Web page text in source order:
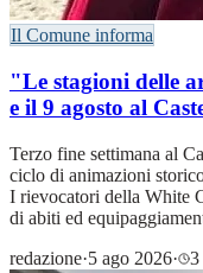
Il Comune informa
"Le stagioni delle
e il 9 agosto al
Terzo fine settimana al
ciclo di animazioni
I rievocatori della White
di abiti ed
redazione·5 ago 2026· 3